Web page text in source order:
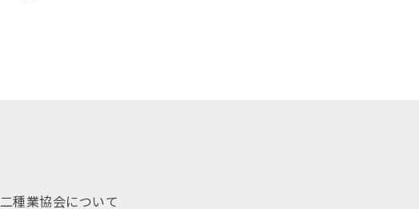
二種業協会について